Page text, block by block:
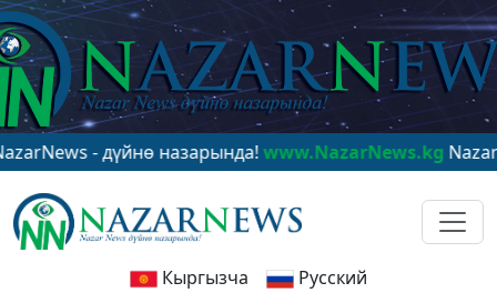
- дүйнө назарында!www.NazarNews.kgNazarNews
Кыргызча Русский